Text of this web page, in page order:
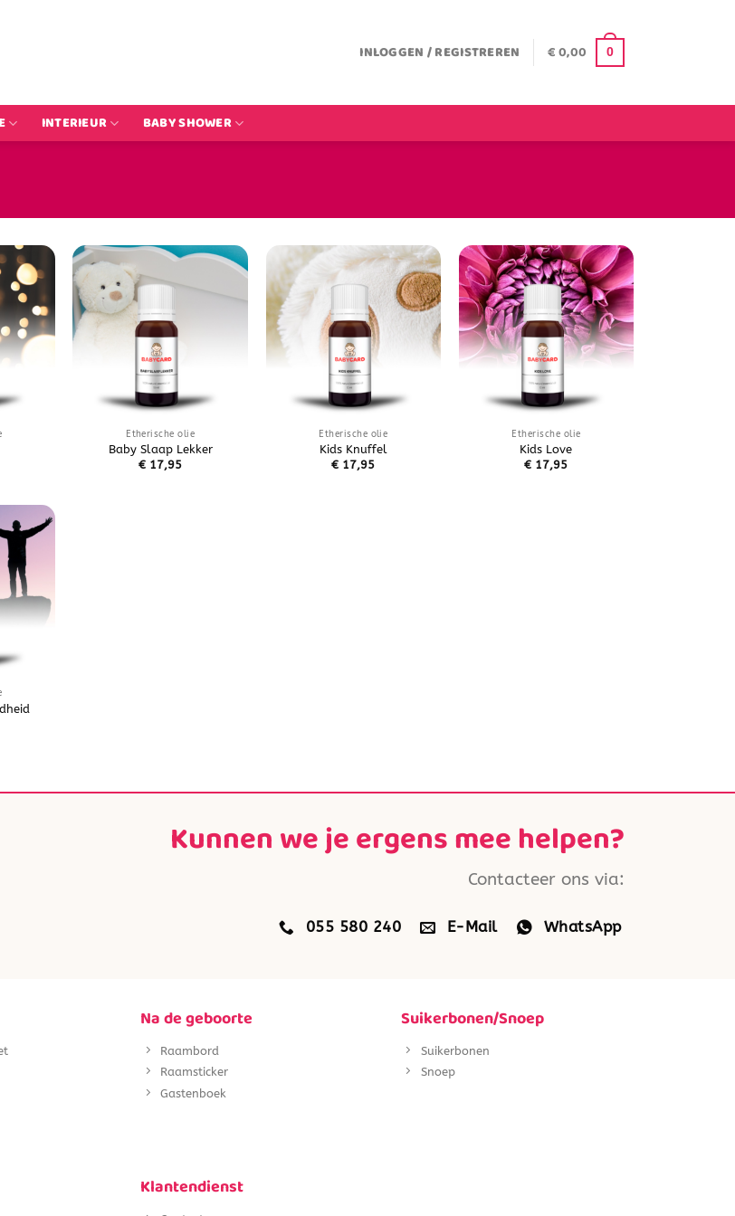
INLOGGEN / REGISTREREN €0,00 0
INTERIEUR BABY SHOWER
TOEVOEGEN
VERLANGLIJST
Etherische olie
Baby Slaap Lekker
€ 17,95
TOEVOEGEN
AAN
VERLANGLIJST
Etherische olie
Kids Knuffel
€ 17,95
TOEVOEGEN
AAN
VERLANGLIJST
Etherische olie
Kids Love
€ 17,95
Kunnen we je ergens mee helpen?
Contacteer ons via:
055 580 240 E-Mail WhatsApp
Na de geboorte
Raambord
Raamsticker
Gastenboek
Suikerbonen/Snoep
Suikerbonen
Snoep
Klantendienst